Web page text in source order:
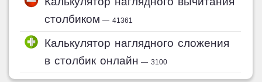
столбиком — 41361
Калькулятор наглядного сложения
в столбик онлайн — 3100